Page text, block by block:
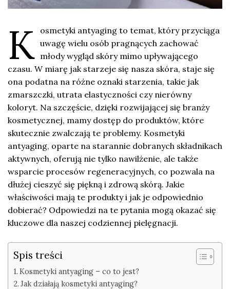
K osmetyki antyaging to temat, który przyciąga
uwagę wielu osób pragnących zachować
młody wygląd skóry mimo upływającego
czasu. W miarę jak starzeje się nasza skóra, staje się
ona podatna na różne oznaki starzenia, takie jak
zmarszczki, utrata elastyczności czy nierówny
koloryt. Na szczęście, dzięki rozwijającej się branży
kosmetycznej, mamy dostęp do produktów, które
skutecznie zwalczają te problemy. Kosmetyki
antyaging, oparte na starannie dobranych składnikach
aktywnych, oferują nie tylko nawilżenie, ale także
wsparcie procesów regeneracyjnych, co pozwala na
dłużej cieszyć się piękną i zdrową skórą. Jakie
właściwości mają te produkty i jak je odpowiednio
dobierać? Odpowiedzi na te pytania mogą okazać się
kluczowe dla naszej codziennej pielęgnacji.
Spis treści
Kosmetyki antyaging – co to jest?
Jak działają kosmetyki antyaging?